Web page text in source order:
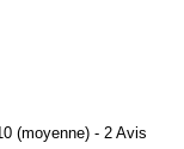
(moyenne) - 2 Avis